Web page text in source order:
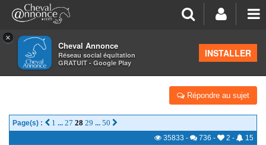
×
Cheval Annonce
Réseau social équitation
GRATUIT - Google Play
INSTALLER
>Salon de thé
L'AMOUR EST DANS LE PRÉ 2019
Répondre au sujet
Page(s) : 1 ... 27 28 29 ... 50
35833 - 736 - 2 -
15